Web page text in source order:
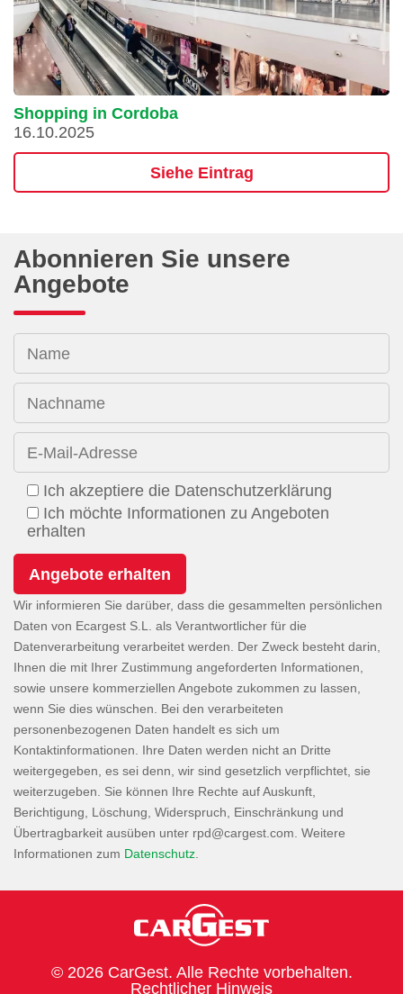
Shopping in Cordoba
16.10.2025
Siehe Eintrag
Abonnieren Sie unsere
Angebote
Name
Nachname
E-Mail-Adresse
Ich akzeptiere die Datenschutzerklärung
Ich möchte Informationen zu Angeboten
erhalten
Wir informieren Sie darüber, dass die gesammelten persönlichen
Daten von Ecargest S.L. als Verantwortlicher für die
Datenverarbeitung verarbeitet werden. Der Zweck besteht darin,
Ihnen die mit Ihrer Zustimmung angeforderten Informationen,
sowie unsere kommerziellen Angebote zukommen zu lassen,
wenn Sie dies wünschen. Bei den verarbeiteten
personenbezogenen Daten handelt es sich um
Kontaktinformationen. Ihre Daten werden nicht an Dritte
weitergegeben, es sei denn, wir sind gesetzlich verpflichtet, sie
weiterzugeben. Sie können Ihre Rechte auf Auskunft,
Berichtigung, Löschung, Widerspruch, Einschränkung und
Übertragbarkeit ausüben unter
. Weitere
Informationen zum Datenschutz
© 2026 CarGest. Alle Rechte vorbehalten.
Rechtlicher Hinweis